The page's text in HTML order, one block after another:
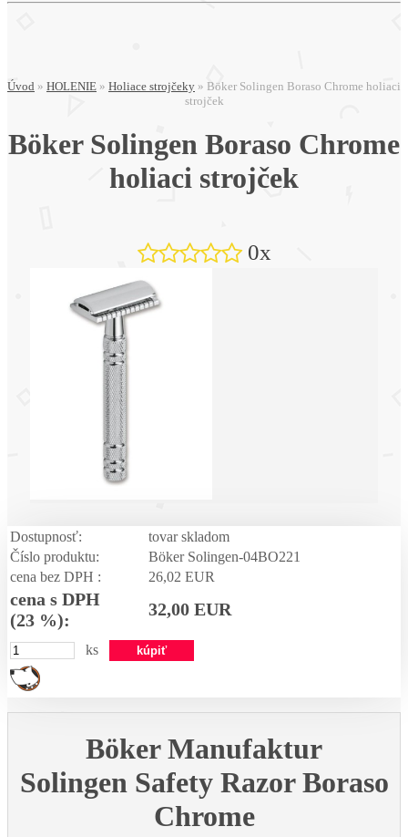
Úvod » HOLENIE » Holiace strojčeky » Böker Solingen Boraso Chrome holiaci
strojček
Böker Solingen Boraso Chrome
holiaci strojček
0x
Dostupnosť:
tovar skladom
Číslo produktu:
Böker Solingen-04BO221
cena bez DPH :
26,02 EUR
cena s DPH
(23 %):
32,00 EUR
ks
Böker Manufaktur
Solingen Safety Razor Boraso
Chrome